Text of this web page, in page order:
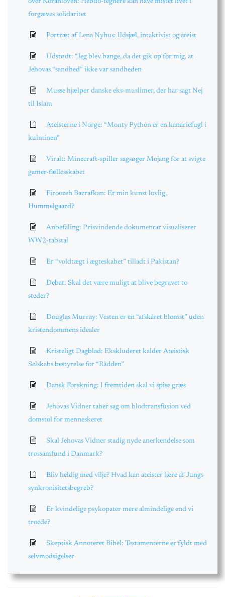
forgæves solidaritet
Portræt af Lena Nyhus: Ildsjæl, intaktivist og ateist
Udstødt: “Jeg blev bange, da det gik op for mig, at
Jehovas “sandhed” ikke var sandheden
Musse hjælper danske eks-muslimer, der har sagt Nej
til Islam
Ateisterne i Norge: “Monty Python er en kanariefugl i
kulminen”
Viralt: Minecraft-spiller sagsøger Mojang for at svigte
gamer-fællesskabet
Firoozeh Bazrafkan: Er min kunst lovlig,
Hummelgaard?
Anbefaling: Prisvindende dokumentar visualiserer
WW2-tabstal
Er “voldtægt i ægteskabet” tilladt i Pakistan?
Debat: Skal det være muligt at blive begravet to
steder?
Douglas Murray: Vesten er en “afskåret blomst” uden
kristendommens idealer
Kristeligt Dagblad: Ekskluderet kalder Ateistisk
Selskabs bestyrelse for “Rådden”
Dansk Forskning: I fremtiden skal vi spise græs
Jehovas Vidner taber sag om blodtransfusion ved
domstol for menneskeret
Skal Jehovas Vidner stadig nyde anerkendelse som
trossamfund i Danmark?
Bliv heldig med vilje? Hvad kan ateister lære af Jungs
synkronisitetsbegreb?
Er kvindelige psykopater mere almindelige end vi
troede?
Skeptisk Annoteret Bibel: Testamenterne er fyldt med
selvmodsigelser